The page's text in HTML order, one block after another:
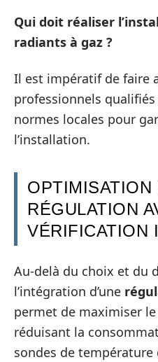
Qui doit réaliser
radiants à gaz ?
Il est impératif de faire
professionnels
normes locales pour
l’installation.
OPTIMISATION
RÉGULATION
VÉRIFICATION
Au-delà du choix et du
l’intégration d’une
permet de maximiser
réduisant la
sondes de température